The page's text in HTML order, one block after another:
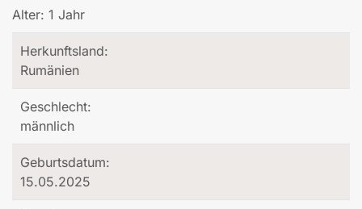
Alter: 1 Jahr
Herkunftsland:
Rumänien
Geschlecht:
männlich
Geburtsdatum:
15.05.2025